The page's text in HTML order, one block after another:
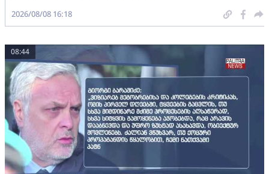
2026/08/08 16:18
08:44